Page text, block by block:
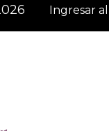
Ingresar